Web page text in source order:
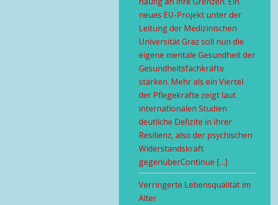
neues EU-Projekt unter der
Leitung der Medizinischen
Universität Graz soll nun die
eigene mentale Gesundheit der
Gesundheitsfachkräfte
stärken. Mehr als ein Viertel
der Pflegekräfte zeigt laut
internationalen Studien
deutliche Defizite in ihrer
Resilienz, also der psychischen
Widerstandskraft
gegenüberContinue […]
Verringerte Lebensqualität im
Alter